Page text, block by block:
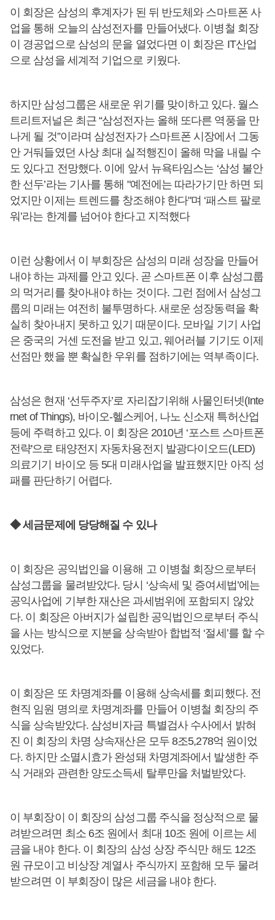
이 회장은 삼성의 후계자가 된 뒤 반도체와 스마트폰 사
업을 통해 오늘의 삼성전자를 만들어냈다. 이병철 회장
이 경공업으로 삼성의 문을 열었다면 이 회장은 IT산업
으로 삼성을 세계적 기업으로 키웠다.
하지만 삼성그룹은 새로운 위기를 맞이하고 있다. 월스
트리트저널은 최근 “삼성전자는 올해 또다른 역풍을 만
나게 될 것”이라며 삼성전자가 스마트폰 시장에서 그동
안 거둬들였던 사상 최대 실적행진이 올해 막을 내릴 수
도 있다고 전망했다. 이에 앞서 뉴욕타임스는 ‘삼성 불안
한 선두’라는 기사를 통해 "예전에는 따라가기만 하면 되
었지만 이제는 트렌드를 창조해야 한다"며 ‘패스트 팔로
워’라는 한계를 넘어야 한다고 지적했다
이런 상황에서 이 부회장은 삼성의 미래 성장을 만들어
내야 하는 과제를 안고 있다. 곧 스마트폰 이후 삼성그룹
의 먹거리를 찾아내야 하는 것이다. 그런 점에서 삼성그
룹의 미래는 여전히 불투명하다. 새로운 성장동력을 확
실히 찾아내지 못하고 있기 때문이다. 모바일 기기 사업
은 중국의 거센 도전을 받고 있고, 웨어러블 기기도 이제
선점만 했을 뿐 확실한 우위를 점하기에는 역부족이다.
삼성은 현재 ‘선두주자’로 자리잡기위해 사물인터넷(Inte
rnet of Things), 바이오-헬스케어, 나노 신소재 특허산업
등에 주력하고 있다. 이 회장은 2010년 ‘포스트 스마트폰
전략'으로 태양전지 자동차용전지 발광다이오드(LED)
의료기기 바이오 등 5대 미래사업을 발표했지만 아직 성
패를 판단하기 어렵다.
◆ 세금문제에 당당해질 수 있나
이 회장은 공익법인을 이용해 고 이병철 회장으로부터
삼성그룹을 물려받았다. 당시 ‘상속세 및 증여세법’에는
공익사업에 기부한 재산은 과세범위에 포함되지 않았
다. 이 회장은 아버지가 설립한 공익법인으로부터 주식
을 사는 방식으로 지분을 상속받아 합법적 ‘절세’를 할 수
있었다.
이 회장은 또 차명계좌를 이용해 상속세를 회피했다. 전
현직 임원 명의로 차명계좌를 만들어 이병철 회장의 주
식을 상속받았다. 삼성비자금 특별검사 수사에서 밝혀
진 이 회장의 차명 상속재산은 모두 8조5,278억 원이었
다. 하지만 소멸시효가 완성돼 차명계좌에서 발생한 주
식 거래와 관련한 양도소득세 탈루만을 처벌받았다.
이 부회장이 이 회장의 삼성그룹 주식을 정상적으로 물
려받으려면 최소 6조 원에서 최대 10조 원에 이르는 세
금을 내야 한다. 이 회장의 삼성 상장 주식만 해도 12조
원 규모이고 비상장 계열사 주식까지 포함해 모두 물려
받으려면 이 부회장이 많은 세금을 내야 한다.